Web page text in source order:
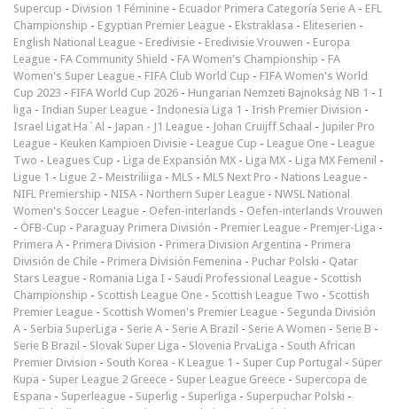
Supercup - Division 1 Féminine - Ecuador Primera Categoría Serie A - EFL
Championship - Egyptian Premier League - Ekstraklasa - Eliteserien -
English National League - Eredivisie - Eredivisie Vrouwen - Europa
League - FA Community Shield - FA Women's Championship - FA
Women's Super League - FIFA Club World Cup - FIFA Women's World
Cup 2023 - FIFA World Cup 2026 - Hungarian Nemzeti Bajnokság NB 1 - I
liga - Indian Super League - Indonesia Liga 1 - Irish Premier Division -
Israel Ligat Ha`Al - Japan - J1 League - Johan Cruijff Schaal - Jupiler Pro
League - Keuken Kampioen Divisie - League Cup - League One - League
Two - Leagues Cup - Liga de Expansión MX - Liga MX - Liga MX Femenil -
Ligue 1 - Ligue 2 - Meistriliiga - MLS - MLS Next Pro - Nations League -
NIFL Premiership - NISA - Northern Super League - NWSL National
Women's Soccer League - Oefen-interlands - Oefen-interlands Vrouwen
- ÖFB-Cup - Paraguay Primera División - Premier League - Premjer-Liga -
Primera A - Primera Division - Primera Division Argentina - Primera
División de Chile - Primera División Femenina - Puchar Polski - Qatar
Stars League - Romania Liga I - Saudi Professional League - Scottish
Championship - Scottish League One - Scottish League Two - Scottish
Premier League - Scottish Women's Premier League - Segunda División
A - Serbia SuperLiga - Serie A - Serie A Brazil - Serie A Women - Serie B -
Serie B Brazil - Slovak Super Liga - Slovenia PrvaLiga - South African
Premier Division - South Korea - K League 1 - Super Cup Portugal - Süper
Kupa - Super League 2 Greece - Super League Greece - Supercopa de
Espana - Superleague - Superlig - Superliga - Superpuchar Polski -